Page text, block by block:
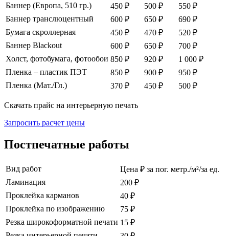
Баннер (Европа, 510 гр.)
450 ₽ 500 ₽
550 ₽
Баннер транслюцентный
600 ₽ 650 ₽
690 ₽
Бумага скроллерная
450 ₽ 470 ₽
520 ₽
Баннер Blackout
600 ₽ 650 ₽
700 ₽
Холст, фотобумага, фотообои 850 ₽ 920 ₽
1 000 ₽
Пленка – пластик ПЭТ
850 ₽ 900 ₽
950 ₽
Пленка (Мат./Гл.)
370 ₽ 450 ₽ 500 ₽
Скачать прайс на интерьерную печать
Запросить расчет цены
Постпечатные работы
Вид работ
Цена ₽ за пог. метр./м²/за ед.
Ламинация
200 ₽
Проклейка карманов
40 ₽
Проклейка по изображению
75 ₽
Резка широкоформатной печати 15 ₽